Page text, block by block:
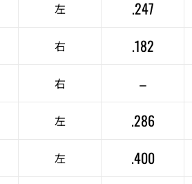
左 .247
右 .182
右 –
左 .286
左 .400